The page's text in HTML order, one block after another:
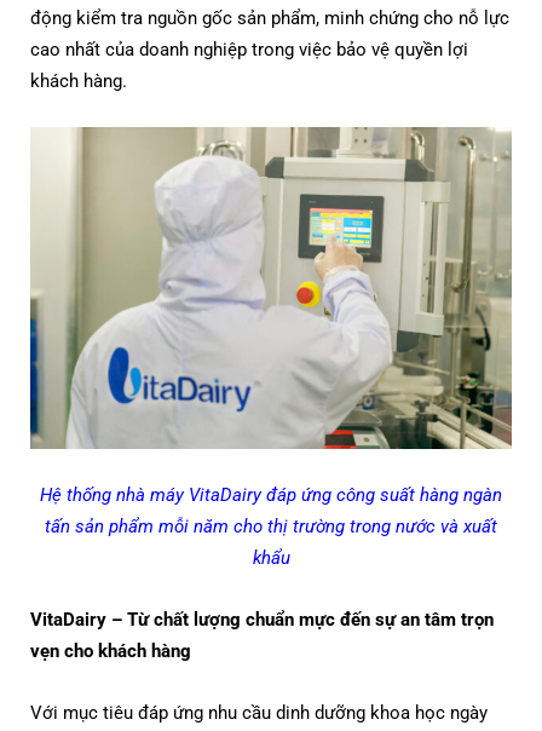
động kiểm tra nguồn gốc sản phẩm, minh chứng cho nỗ lực
cao nhất của doanh nghiệp trong việc bảo vệ quyền lợi
khách hàng.
Hệ thống nhà máy VitaDairy đáp ứng công suất hàng ngàn
tấn sản phẩm mỗi năm cho thị trường trong nước và xuất
khẩu
VitaDairy – Từ chất lượng chuẩn mực đến sự an tâm trọn
vẹn cho khách hàng
Với mục tiêu đáp ứng nhu cầu dinh dưỡng khoa học ngày